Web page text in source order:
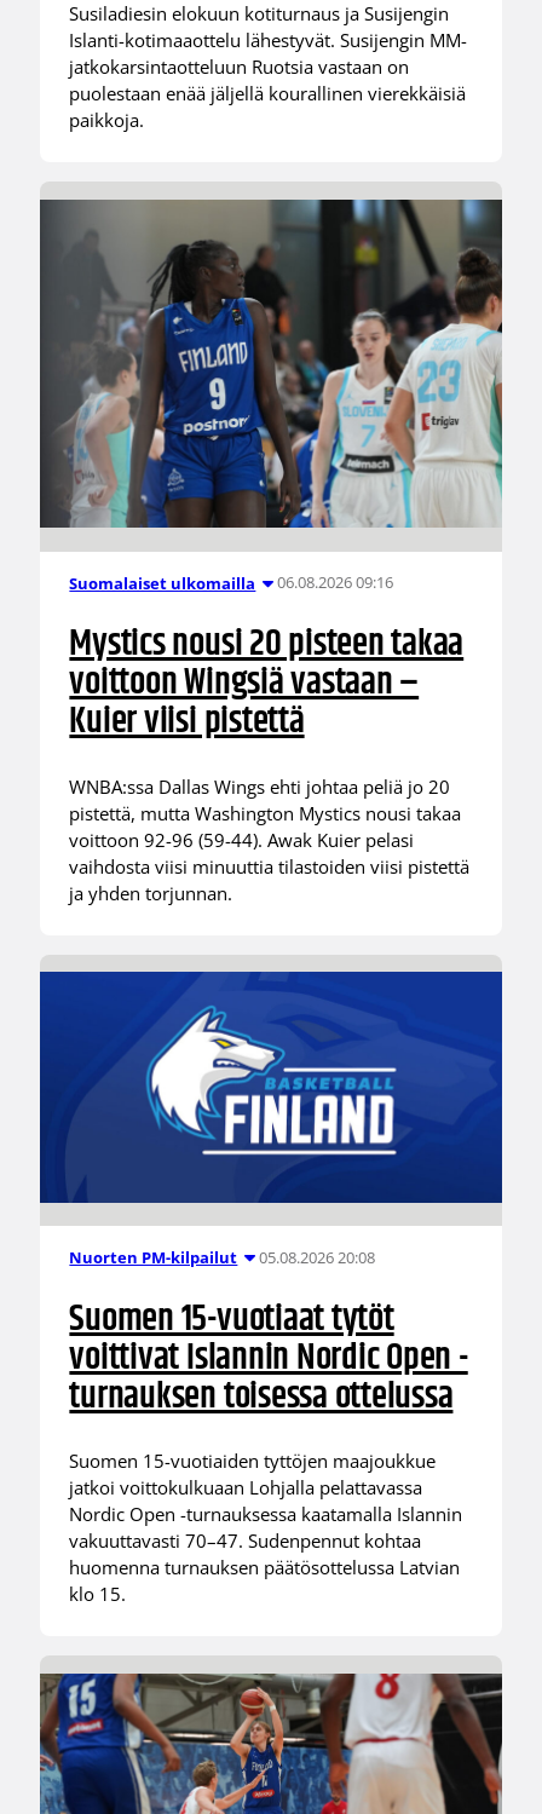
Susiladiesin elokuun kotiturnaus ja Susijengin
Islanti-kotimaaottelu lähestyvät. Susijengin MM-
jatkokarsintaotteluun Ruotsia vastaan on
puolestaan enää jäljellä kourallinen vierekkäisiä
paikkoja.
Suomalaiset ulkomailla 06.08.2026 09:16
Mystics nousi 20 pisteen takaa
voittoon Wingsiä vastaan –
Kuier viisi pistettä
WNBA:ssa Dallas Wings ehti johtaa peliä jo 20
pistettä, mutta Washington Mystics nousi takaa
voittoon 92-96 (59-44). Awak Kuier pelasi
vaihdosta viisi minuuttia tilastoiden viisi pistettä
ja yhden torjunnan.
Nuorten PM-kilpailut 05.08.2026 20:08
Suomen 15-vuotiaat tytöt
voittivat Islannin Nordic Open -
turnauksen toisessa ottelussa
Suomen 15-vuotiaiden tyttöjen maajoukkue
jatkoi voittokulkuaan Lohjalla pelattavassa
Nordic Open -turnauksessa kaatamalla Islannin
vakuuttavasti 70–47. Sudenpennut kohtaa
huomenna turnauksen päätösottelussa Latvian
klo 15.